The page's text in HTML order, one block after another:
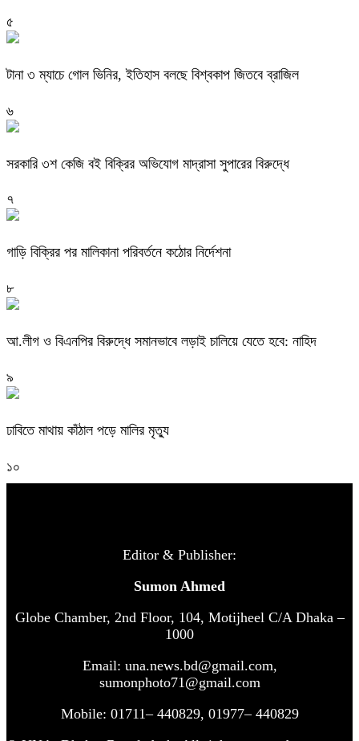
৫
টানা ৩ ম্যাচে গোল ভিনির, ইতিহাস বলছে বিশ্বকাপ জিতবে ব্রাজিল
৬
সরকারি ৩শ কেজি বই বিক্রির অভিযোগ মাদ্রাসা সুপারের বিরুদ্ধে
৭
গাড়ি বিক্রির পর মালিকানা পরিবর্তনে কঠোর নির্দেশনা
৮
আ.লীগ ও বিএনপির বিরুদ্ধে সমানভাবে লড়াই চালিয়ে যেতে হবে: নাহিদ
৯
ঢাবিতে মাথায় কাঁঠাল পড়ে মালির মৃত্যু
১০
Editor & Publisher:
Sumon Ahmed
Globe Chamber, 2nd Floor, 104, Motijheel C/A Dhaka –
1000
Email: una.news.bd@gmail.com,
sumonphoto71@gmail.com
Mobile: 01711– 440829, 01977– 440829